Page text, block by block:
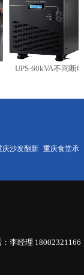
UPS-60kVA不间断电源
庆沙发翻新 重庆食堂承
李经理 18002321166